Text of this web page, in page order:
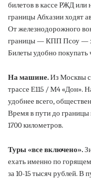
билетов в кассе РЖД или
границы Абхазии ходят
От железнодорожного
границы — КПП Псоу —
Билеты удобно покупать
На машине.Из Москвы
трассе Е115 / М4 «Дон».
удобнее всего,
Время в пути до
1700 километров.
Туры «все включено».
ехать именно по
за 10-15 тысяч рублей. В